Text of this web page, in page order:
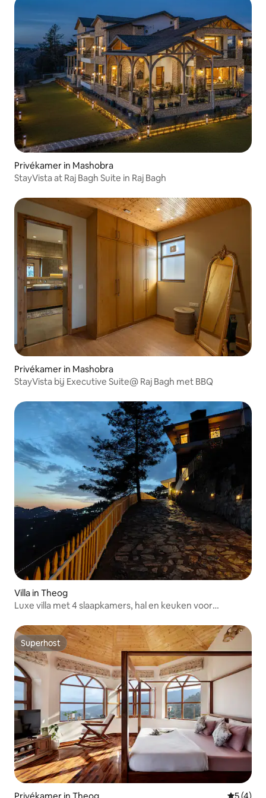
Privékamer in Mashobra
StayVista at Raj Bagh Suite in Raj Bagh
Privékamer in Mashobra
StayVista bij Executive Suite@ Raj Bagh met BBQ
Villa in Theog
Luxe villa met 4 slaapkamers, hal en keuken voor
Superhost
Superhost